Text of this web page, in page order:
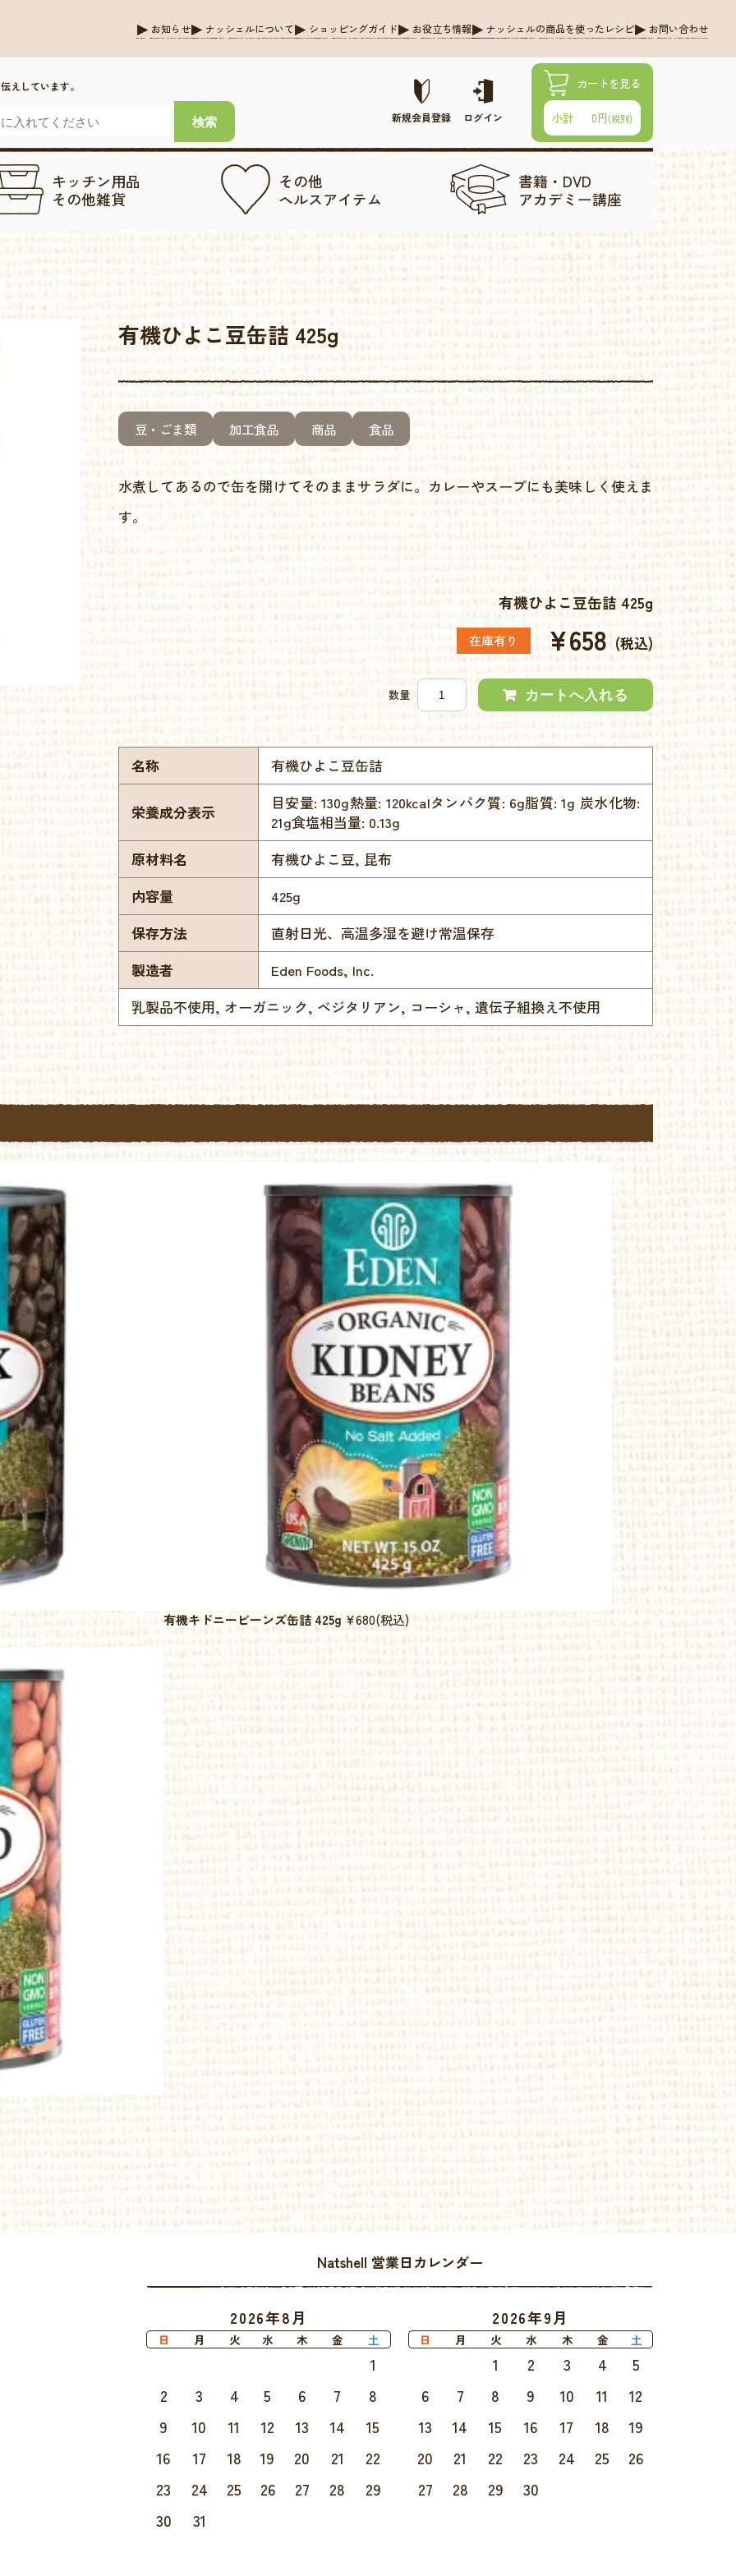
お知らせ ナッシェルについて ショッピングガイド お役立ち情報 ナッシェルの商品を使ったレシピ お問い合わせ
えしています。
新規会員登録 ログイン
カートを見る
小計 0円(税別)
キッチン用品
その他雑貨
その他
ヘルスアイテム
書籍・DVD
アカデミー講座
有機ひよこ豆缶詰 425g
豆・ごま類 加工食品 商品 食品
水煮してあるので缶を開けてそのままサラダに。カレーやスープにも美味しく使えま
す。
有機ひよこ豆缶詰 425g
在庫有り ¥658 (税込)
数量
名称 有機ひよこ豆缶詰
栄養成分表示
目安量: 130g熱量: 120kcalタンパク質: 6g脂質: 1g 炭水化物:
21g食塩相当量: 0.13g
原材料名
有機ひよこ豆, 昆布
内容量
425g
保存方法
直射日光、高温多湿を避け常温保存
製造者
Eden Foods, Inc.
乳製品不使用, オーガニック, ベジタリアン, コーシャ, 遺伝子組換え不使用
有機キドニービーンズ缶詰 425g ¥680(税込)
Natshell 営業日カレンダー
2026年8月
日 月 火 水 木 金 土
1
2
3 4 5 6 7
8
9
10 11 12 13 14
15
16
17 18 19 20 21
22
23
24 25 26 27 28
29
30
31
2026年9月
日 月 火 水 木 金 土
1 2 3 4
5
6
7 8 9 10 11
12
13
14 15 16 17 18
19
20
21 22 23 24 25
26
27
28 29 30